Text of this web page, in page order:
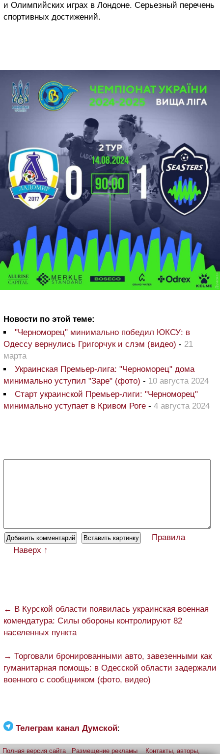
и Олимпийских играх в Лондоне. Серьезный перечень
спортивных достижений.
Новости по этой теме:
"Черноморец" минимально победил ЮКСУ: в
Одессу вернулись Григорчук и слэм (видео) - 21
марта
Украинская Премьер-лига: "Черноморец" дома
минимально уступил "Заре" (фото) - 10 августа 2024
Старт украинской Премьер-лиги: "Черноморец"
минимально уступает в Кривом Роге - 4 августа 2024
Правила
Наверх ↑
← В Курской области появилась украинская военная
комендатура: Силы обороны контролируют 82
населенных пункта
→ Торговали бронированными авто, завезенными как
гуманитарная помощь: в Одесской области задержали
военного с сообщником (фото, видео)
Телеграм канал Думской:
Полная версия сайта Размещение рекламы Контакты, авторы,